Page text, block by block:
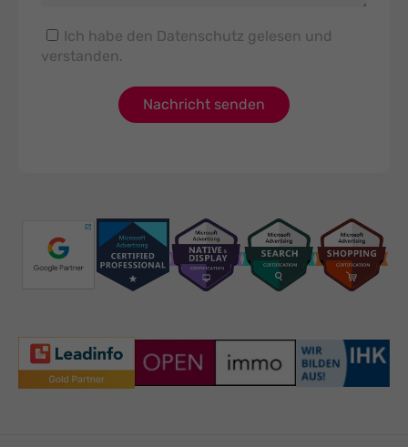
Ich habe den Datenschutz gelesen und
verstanden.